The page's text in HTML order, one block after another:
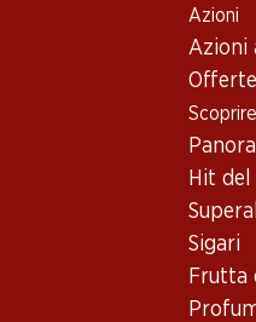
Azioni
Azioni
Scoprire
Hit
Sigari
Frutta
Bordeaux